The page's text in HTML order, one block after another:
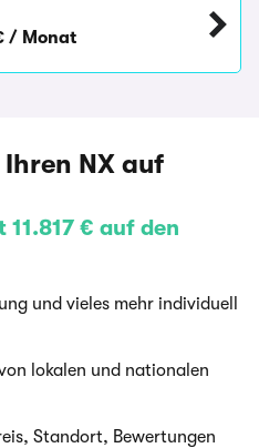
/ Monat
NX auf
€ auf den
und vieles mehr individuell
lokalen und nationalen
Standort, Bewertungen